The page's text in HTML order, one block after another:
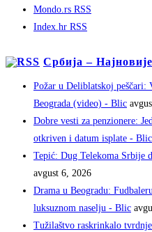
Mondo.rs RSS
Index.hr RSS
Србија –
Požar u Deliblatskoj
Beograda (video) - Blic
Dobre vesti za penzionere:
otkriven i datum isplate - Blic
Tepić: Dug Telekoma Srbije
avgust 6, 2026
Drama u Beogradu:
luksuznom naselju - Blic
Tužilaštvo raskrinkalo